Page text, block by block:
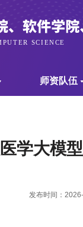
师资队伍
学大模
发布时间：